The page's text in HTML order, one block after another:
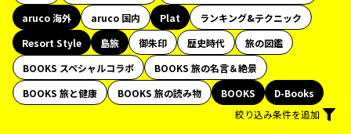
aruco 海外
aruco 国内 Plat
ランキング&テクニック
Resort Style
島旅 御朱印 歴史時代
旅の図鑑
BOOKS スペシャルコラボ
BOOKS 旅の名言＆絶景
BOOKS 旅と健康
BOOKS 旅の読み物 BOOKS
D-Books
絞り込み条件を追加